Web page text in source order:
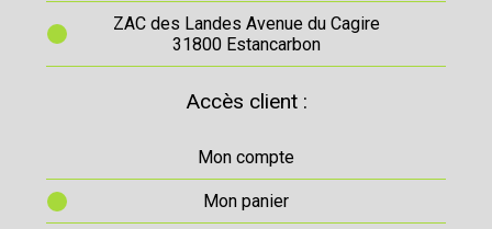
ZAC des Landes Avenue du Cagire
31800 Estancarbon
Accès client :
Mon compte
Mon panier